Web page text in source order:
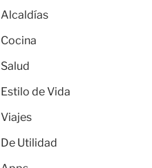
Alcaldías
Cocina
Salud
Estilo de Vida
Viajes
De Utilidad